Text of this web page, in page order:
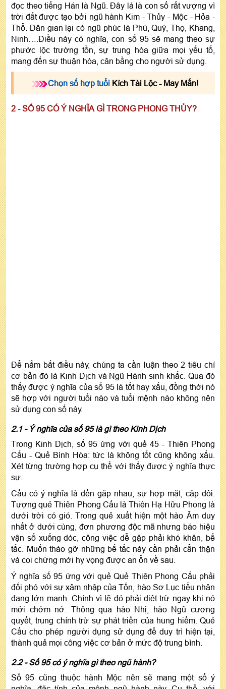
đọc theo tiếng Hán là Ngũ. Đây là là con số rất vượng vì
trời đất được tạo bởi ngũ hành Kim - Thủy - Mộc - Hỏa -
Thổ. Dân gian lại có ngũ phúc là Phú, Quý, Thọ, Khang,
Ninh….Điều này có nghĩa, con số 95 sẽ mang theo sự
phước lộc trường tồn, sự trung hòa giữa mọi yếu tố,
mang đến sự thuận hòa, cân bằng cho người sử dụng.
Chọn số hợp tuổi Kích Tài Lộc - May Mắn!
2 - SỐ 95 CÓ Ý NGHĨA GÌ TRONG PHONG THỦY?
Để nắm bắt điều này, chúng ta cần luận theo 2 tiêu chí
cơ bản đó là Kinh Dịch và Ngũ Hành sinh khắc. Qua đó
thấy được ý nghĩa của số 95 là tốt hay xấu, đồng thời nó
sẽ hợp với người tuổi nào và tuổi mệnh nào không nên
sử dụng con số này.
2.1 - Ý nghĩa của số 95 là gì theo Kinh Dịch
Trong Kinh Dịch, số 95 ứng với quẻ 45 - Thiên Phong
Cấu - Quẻ Bình Hòa: tức là không tốt cũng không xấu.
Xét từng trường hợp cụ thể với thấy được ý nghĩa thực
sự.
Cấu có ý nghĩa là đến gặp nhau, sự hợp mặt, cặp đôi.
Tượng quẻ Thiên Phong Cấu là Thiên Hạ Hữu Phong là
dưới trời có gió. Trong quẻ xuất hiện một hào Âm duy
nhất ở dưới cùng, đơn phương độc mã nhưng báo hiệu
vận số xuống dóc, công việc dễ gặp phải khó khăn, bế
tắc. Muốn tháo gỡ những bế tắc này cần phải cẩn thận
và coi chừng mới hy vọng được an ổn về sau.
Ý nghĩa số 95 ứng với quẻ Quẻ Thiên Phong Cấu phải
đối phó với sự xâm nhập của Tốn, hào Sơ Lục tiểu nhân
đang lớn mạnh. Chính vì lẽ đó phải diệt trừ ngay khi nó
mới chớm nở. Thông qua hào Nhị, hào Ngũ cương
quyết, trung chính trừ sự phát triển của hung hiểm. Quẻ
Cấu cho phép người dụng sử dụng để duy trì hiện tại,
thành quả mọi công việc cơ bản ở mức độ trung bình.
2.2 - Số 95 có ý nghĩa gì theo ngũ hành?
Số 95 cũng thuộc hành Mộc nên sẽ mang một số ý